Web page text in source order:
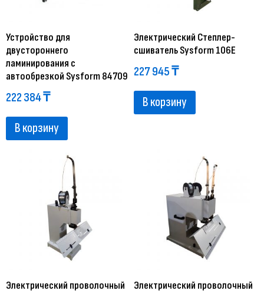
Устройство для
двустороннего
ламинирования с
автообрезкой Sysform 84709
222 384₸
В корзину
Электрический Степлер-
сшиватель Sysform 106E
227 945₸
В корзину
Электрический проволочный
Электрический проволочный